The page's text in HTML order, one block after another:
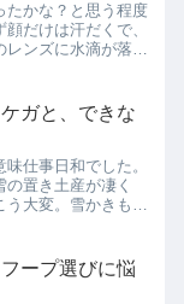
たかな？と思う程度
だけは汗だくで、
レンズに水滴が落ち
でも夏はまだイイ
清掃...
ガと、できな
仕事日和でした。
置き土産が凄く
う大変。雪かきも時
倒の件は労災では
った方が...
ープ選びに悩